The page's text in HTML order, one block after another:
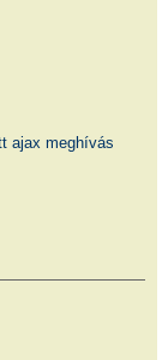
ajax meghívás